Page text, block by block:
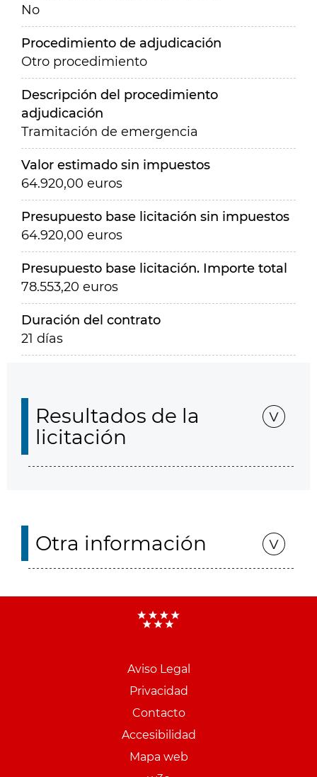
No
Procedimiento de adjudicación
Otro procedimiento
Descripción del procedimiento
adjudicación
Tramitación de emergencia
Valor estimado sin impuestos
64.920,00 euros
Presupuesto base licitación sin impuestos
64.920,00 euros
Presupuesto base licitación. Importe total
78.553,20 euros
Duración del contrato
21 días
Resultados de la
licitación
Otra información
Aviso Legal
Privacidad
Contacto
Accesibilidad
Mapa web